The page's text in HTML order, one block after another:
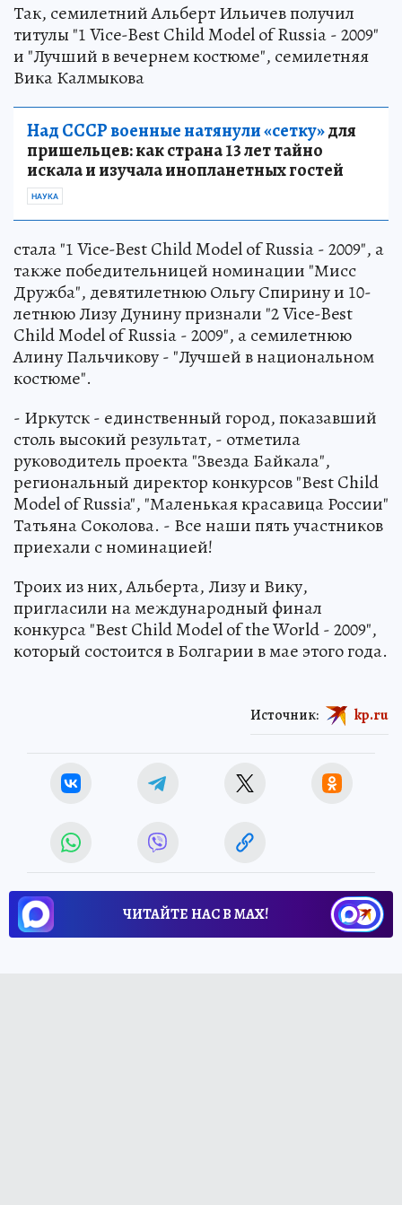
Так, семилетний Альберт Ильичев получил
титулы "1 Vice-Best Child Model of Russia - 2009"
и "Лучший в вечернем костюме", семилетняя
Вика Калмыкова
Над СССР военные натянули «сетку»для
пришельцев: как страна 13 лет тайно
искала и изучала инопланетных гостей
НАУКА
стала "1 Vice-Best Child Model of Russia - 2009", а
также победительницей номинации "Мисс
Дружба", девятилетнюю Ольгу Спирину и 10-
летнюю Лизу Дунину признали "2 Vice-Best
Child Model of Russia - 2009", а семилетнюю
Алину Пальчикову - "Лучшей в национальном
костюме".
- Иркутск - единственный город, показавший
столь высокий результат, - отметила
руководитель проекта "Звезда Байкала",
региональный директор конкурсов "Вest Child
Model of Russia", "Маленькая красавица России"
Татьяна Соколова. - Все наши пять участников
приехали с номинацией!
Троих из них, Альберта, Лизу и Вику,
пригласили на международный финал
конкурса "Вest Child Model of the World - 2009",
который состоится в Болгарии в мае этого года.
Источник: kp.ru
ЧИТАЙТЕ НАС В МАХ!